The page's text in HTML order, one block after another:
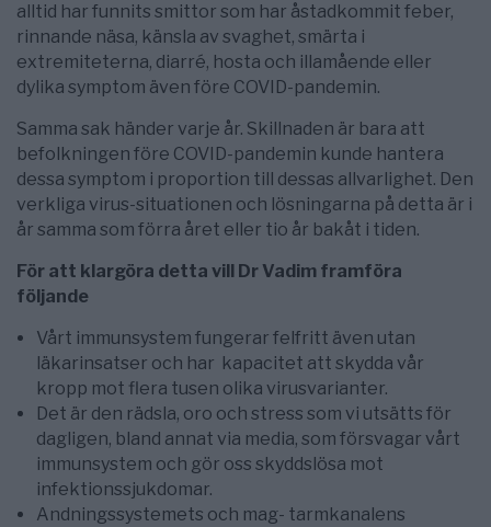
alltid har funnits smittor som har åstadkommit feber,
rinnande näsa, känsla av svaghet, smärta i
extremiteterna, diarré, hosta och illamående eller
dylika symptom även före COVID-pandemin.
Samma sak händer varje år. Skillnaden är bara att
befolkningen före COVID-pandemin kunde hantera
dessa symptom i proportion till dessas allvarlighet. Den
verkliga virus-situationen och lösningarna på detta är i
år samma som förra året eller tio år bakåt i tiden.
För att klargöra detta vill Dr Vadim framföra
följande
Vårt immunsystem fungerar felfritt även utan
läkarinsatser och har kapacitet att skydda vår
kropp mot flera tusen olika virusvarianter.
Det är den rädsla, oro och stress som vi utsätts för
dagligen, bland annat via media, som försvagar vårt
immunsystem och gör oss skyddslösa mot
infektionssjukdomar.
Andningssystemets och mag- tarmkanalens